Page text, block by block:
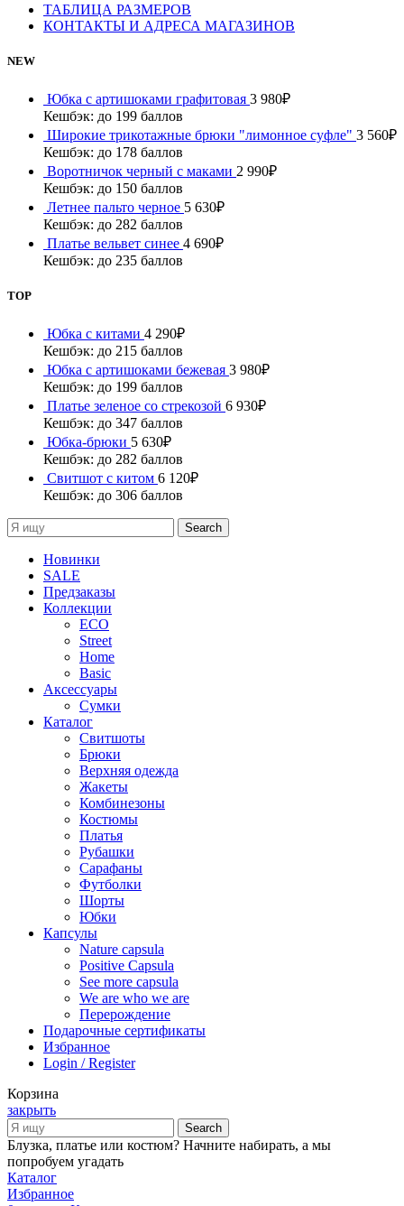
ТАБЛИЦА РАЗМЕРОВ
КОНТАКТЫ И АДРЕСА МАГАЗИНОВ
NEW
Юбка с артишоками графитовая 3 980₽
Кешбэк: до 199 баллов
Широкие трикотажные брюки "лимонное суфле" 3 560₽
Кешбэк: до 178 баллов
Воротничок черный с маками 2 990₽
Кешбэк: до 150 баллов
Летнее пальто черное 5 630₽
Кешбэк: до 282 баллов
Платье вельвет синее 4 690₽
Кешбэк: до 235 баллов
TOP
Юбка с китами 4 290₽
Кешбэк: до 215 баллов
Юбка с артишоками бежевая 3 980₽
Кешбэк: до 199 баллов
Платье зеленое со стрекозой 6 930₽
Кешбэк: до 347 баллов
Юбка-брюки 5 630₽
Кешбэк: до 282 баллов
Свитшот с китом 6 120₽
Кешбэк: до 306 баллов
Search
Новинки
SALE
Предзаказы
Коллекции
ECO
Street
Home
Basic
Аксессуары
Сумки
Каталог
Cвитшоты
Брюки
Верхняя одежда
Жакеты
Комбинезоны
Костюмы
Платья
Рубашки
Сарафаны
Футболки
Шорты
Юбки
Капсулы
Nature capsula
Positive Capsula
See more capsula
We are who we are
Перерождение
Подарочные сертификаты
Избранное
Login / Register
Корзина
закрыть
Search
Блузка, платье или костюм? Начните набирать, а мы
попробуем угадать
Каталог
Избранное